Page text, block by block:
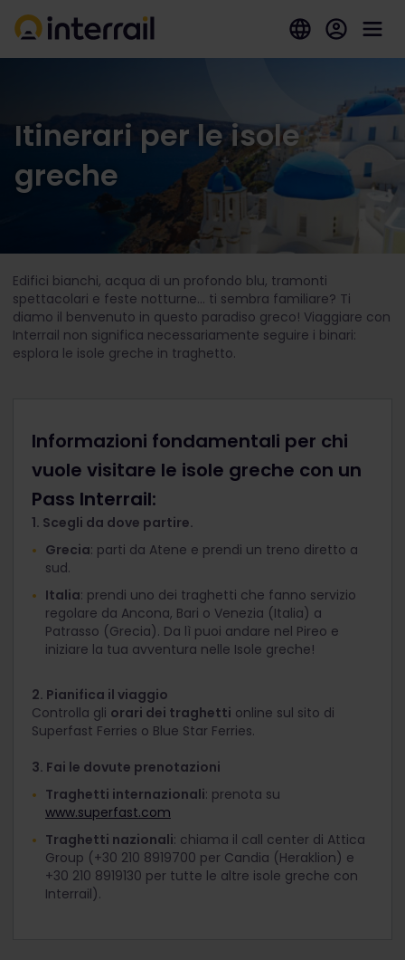
Itinerari per le isole
greche
Edifici bianchi, acqua di un profondo blu, tramonti
spettacolari e feste notturne... ti sembra familiare? Ti
diamo il benvenuto in questo paradiso greco! Viaggiare con
Interrail non significa necessariamente seguire i binari:
esplora le isole greche in traghetto.
Informazioni fondamentali per chi
vuole visitare le isole greche con un
Pass Interrail:
1. Scegli da dove partire.
Grecia: parti da Atene e prendi un treno diretto a
sud.
Italia: prendi uno dei traghetti che fanno servizio
regolare da Ancona, Bari o Venezia (Italia) a
Patrasso (Grecia). Da lì puoi andare nel Pireo e
iniziare la tua avventura nelle Isole greche!
2. Pianifica il viaggio
Controlla gli orari dei traghetti online sul sito di
Superfast Ferries o Blue Star Ferries.
3. Fai le dovute prenotazioni
Traghetti internazionali: prenota su
www.superfast.com
Traghetti nazionali: chiama il call center di Attica
Group (+30 210 8919700 per Candia (Heraklion) e
+30 210 8919130 per tutte le altre isole greche con
Interrail).